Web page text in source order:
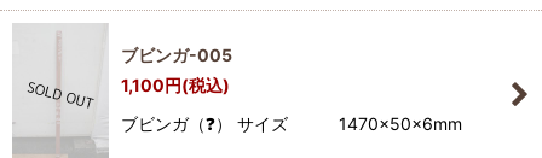
ブビンガ-005
1,100円(税込)
ブビンガ（❓） サイズ 1470×50×6mm